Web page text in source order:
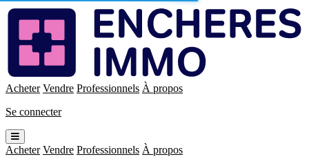
Enchères
Immo
Acheter Vendre Professionnels À propos
Se connecter
Ouvrir
le
menu
Acheter Vendre Professionnels À propos